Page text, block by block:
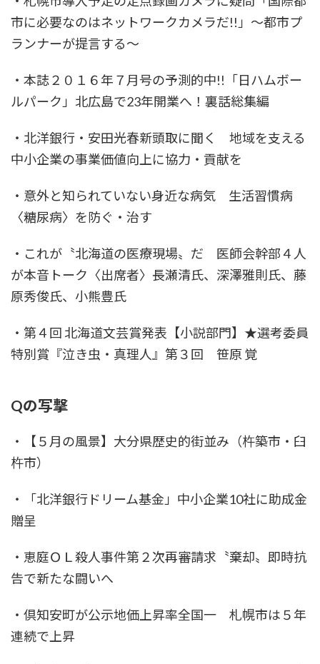
市に必要なのはネットワークカメラだ!!」～都市プ
ランナーが提言する～
・本誌２０１６年７月号の予測的中!!「日ハムボー
ルパーク」北広島で23年開業へ！裏話総集編
・北洋銀行・安田光春新頭取に聞く 地域を支える
中小企業の事業価値向上に協力・貢献を
・意外と知られていない身近な病気 生活習慣病
〈糖尿病〉を防ぐ・治す
・これが〝北海道の医療現場〟だ 医師会幹部４人
が本音トーク〈出席者〉長瀬清氏、深澤雅則氏、藤
原秀俊氏、小熊豊氏
・第４回 北海道文芸賞発表【小説部門】★選考委員
特別賞『泣き虫・真理人』第３回 笹原 覚
Qの写撃
・【５月の風景】大分県歴史的街並み（杵築市・臼
杵市）
・「北洋銀行ドリーム基金」中小企業10社に助成金
贈呈
・恵庭ＯＬ殺人事件第２次再審請求〝棄却〟即時抗
告で新たな闘いへ
・倶知安町が公示地価上昇率全国一 札幌市は５年
連続で上昇